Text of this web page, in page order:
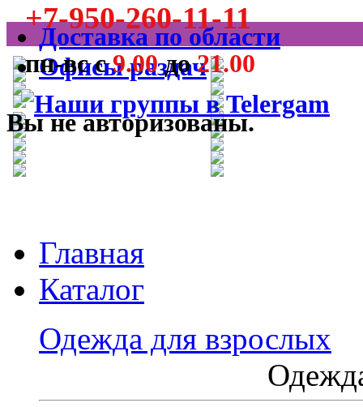
+7-950-260-11-11
пн-вс с9.00до21.00
Доставка по области
Офисы раздач
Вы не авторизованы.
Главная
Каталог
Одежда для взрослых